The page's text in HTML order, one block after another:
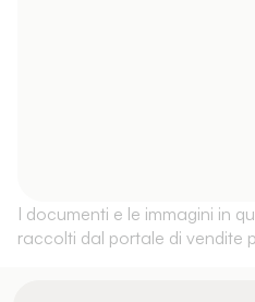
I documenti e le immagini in
raccolti dal portale di vendite